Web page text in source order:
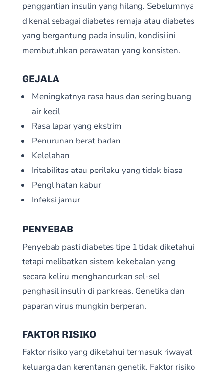
penggantian insulin yang hilang. Sebelumnya
dikenal sebagai diabetes remaja atau diabetes
yang bergantung pada insulin, kondisi ini
membutuhkan perawatan yang konsisten.
GEJALA
Meningkatnya rasa haus dan sering buang
air kecil
Rasa lapar yang ekstrim
Penurunan berat badan
Kelelahan
Iritabilitas atau perilaku yang tidak biasa
Penglihatan kabur
Infeksi jamur
PENYEBAB
Penyebab pasti diabetes tipe 1 tidak diketahui
tetapi melibatkan sistem kekebalan yang
secara keliru menghancurkan sel-sel
penghasil insulin di pankreas. Genetika dan
paparan virus mungkin berperan.
FAKTOR RISIKO
Faktor risiko yang diketahui termasuk riwayat
keluarga dan kerentanan genetik. Faktor risiko